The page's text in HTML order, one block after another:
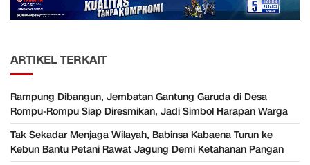
ARTIKEL TERKAIT
Rampung Dibangun, Jembatan Gantung Garuda di Desa
Rompu-Rompu Siap Diresmikan, Jadi Simbol Harapan Warga
Tak Sekadar Menjaga Wilayah, Babinsa Kabaena Turun ke
Kebun Bantu Petani Rawat Jagung Demi Ketahanan Pangan